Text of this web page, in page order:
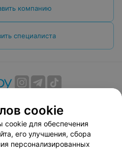
компанию
специалиста
Способы оплаты
использованию сервиса
соглашение
cookie
cookie для обеспечения
его улучшения, сбора
персонализированных